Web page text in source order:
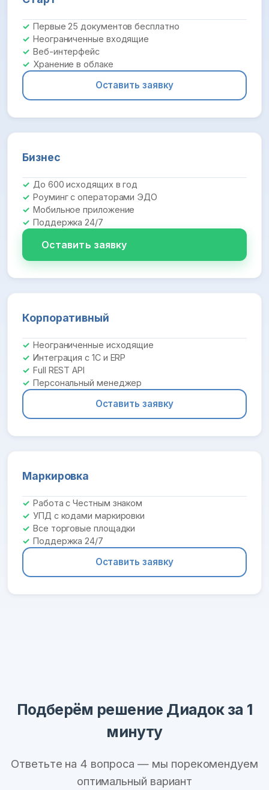
Первые 25 документов бесплатно
Неограниченные входящие
Веб-интерфейс
Хранение в облаке
Оставить заявку
Бизнес
До 600 исходящих в год
Роуминг с операторами ЭДО
Мобильное приложение
Поддержка 24/7
Оставить заявку
Корпоративный
Неограниченные исходящие
Интеграция с 1С и ERP
Full REST API
Персональный менеджер
Оставить заявку
Маркировка
Работа с Честным знаком
УПД с кодами маркировки
Все торговые площадки
Поддержка 24/7
Оставить заявку
Подберём решение Диадок за 1
минуту
Ответьте на 4 вопроса — мы порекомендуем
оптимальный вариант